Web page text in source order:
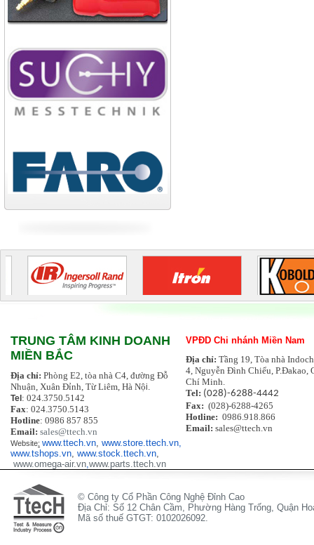
TRUNG TÂM KINH DOANH
MIỀN BẮC
Địa chỉ: Phòng E2, tòa nhà C4, đường Đỗ
Nhuận, Xuân Đỉnh, Từ Liêm, Hà Nội.
Tel: 024.3750.5142
Fax: 024.3750.5143
Hotline: 0986 857 855
Email: sales@ttech.vn
Website: www.ttech.vn www.store.ttech.vn,
www.tshops.vn www.stock.ttech.vn
www.omega-air.vn www.parts.ttech.vn
VPĐD Chi nhánh Miền Nam
Địa chỉ: Tầng 19, Tòa nhà
4, Nguyễn Đình Chiểu, P.Đakao,
Chí Minh.
Tel: (028)-6288-4442
Fax: (028)-6288-4265
Hotline: 0986.918.866
Email: sales@ttech.vn
© Công ty Cổ Phần Công Nghệ Đỉnh Cao
Địa Chỉ: Số 12 Chân Cầm, Phường Hàng Trống, Quận
Mã số thuế GTGT: 0102026092.